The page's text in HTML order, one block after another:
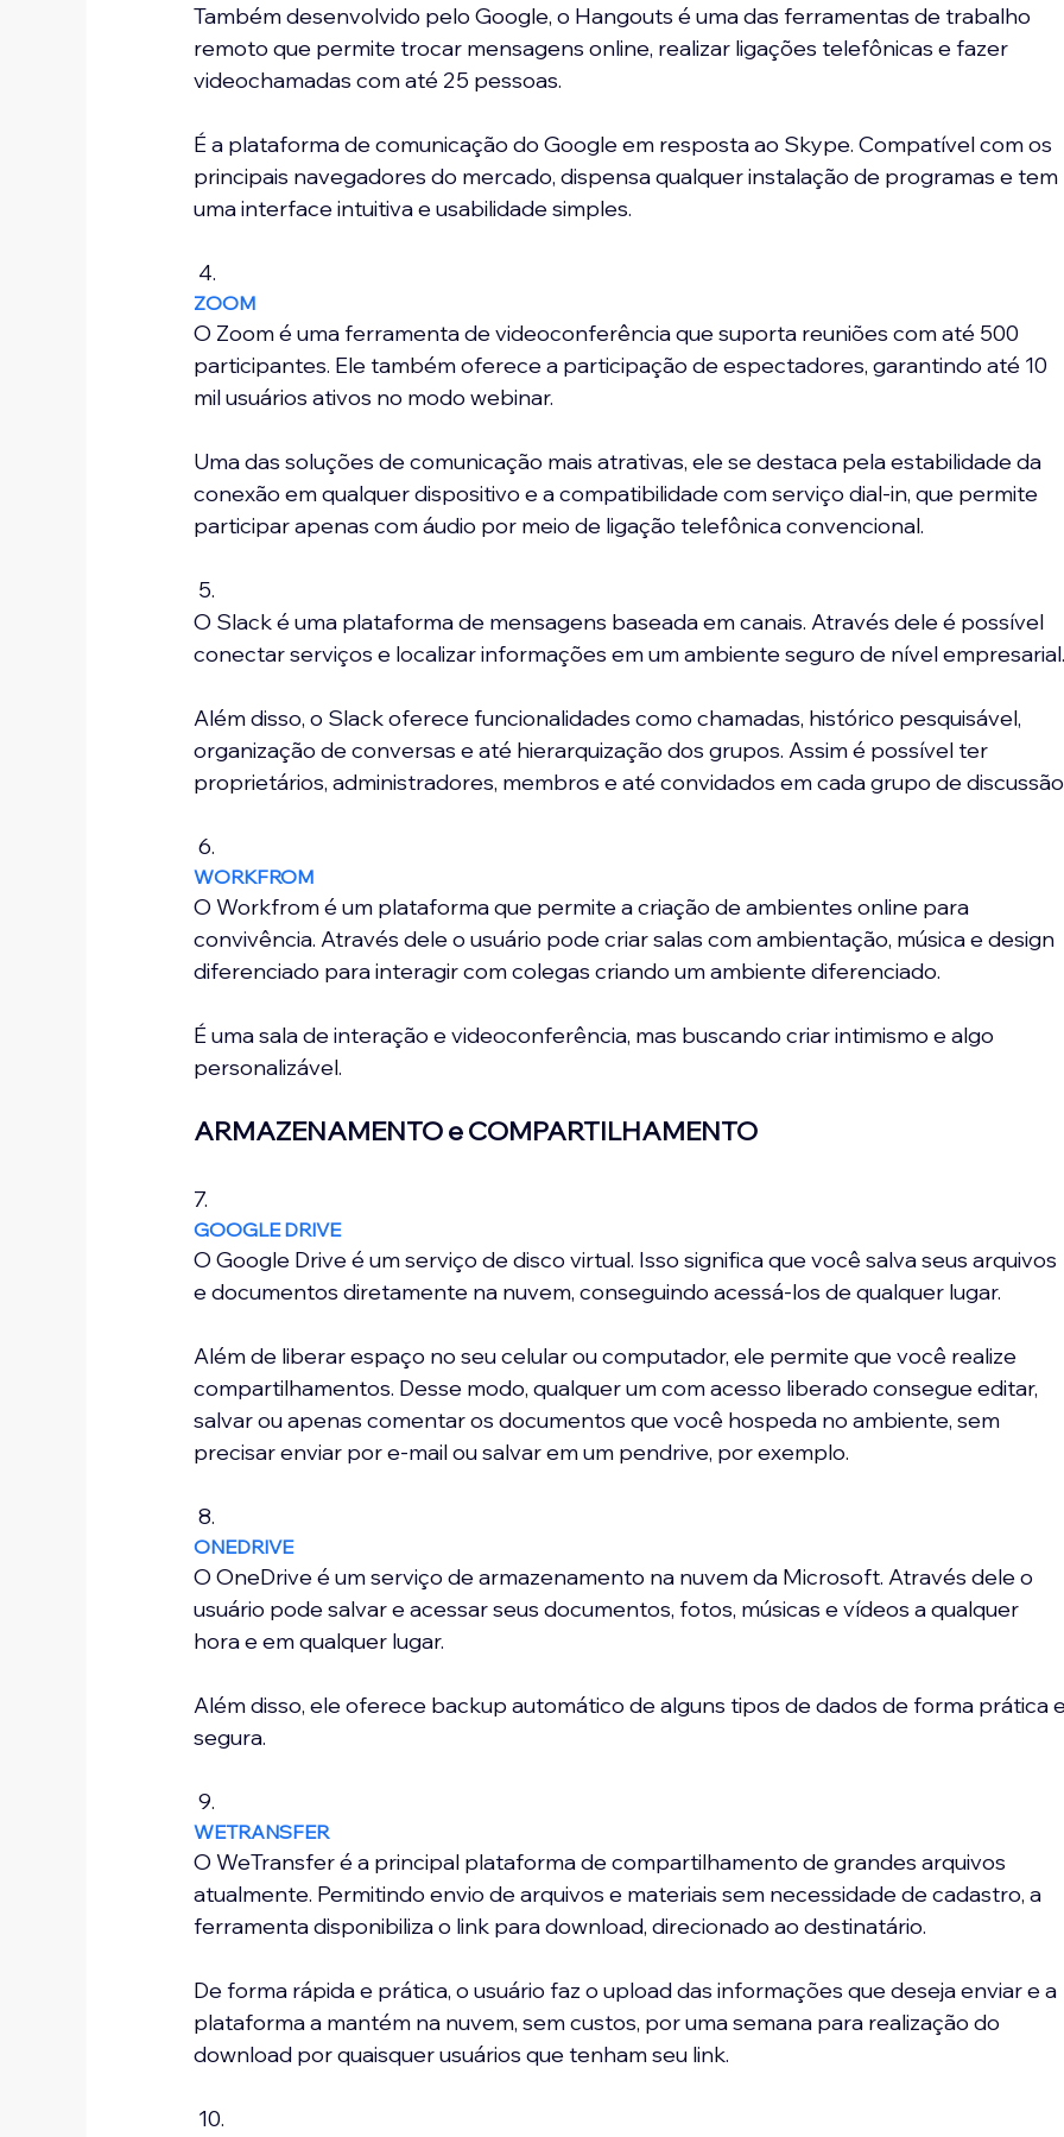
Também desenvolvido pelo Google, o Hangouts é uma das ferramentas de trabalho
remoto que permite trocar mensagens online, realizar ligações telefônicas e fazer
videochamadas com até 25 pessoas.
É a plataforma de comunicação do Google em resposta ao Skype. Compatível com os
principais navegadores do mercado, dispensa qualquer instalação de programas e tem
uma interface intuitiva e usabilidade simples.
4.
ZOOM
O Zoom é uma ferramenta de videoconferência que suporta reuniões com até 500
participantes. Ele também oferece a participação de espectadores, garantindo até 10
mil usuários ativos no modo webinar.
Uma das soluções de comunicação mais atrativas, ele se destaca pela estabilidade da
conexão em qualquer dispositivo e a compatibilidade com serviço dial-in, que permite
participar apenas com áudio por meio de ligação telefônica convencional.
5.
O Slack é uma plataforma de mensagens baseada em canais. Através dele é possível
conectar serviços e localizar informações em um ambiente seguro de nível
Além disso, o Slack oferece funcionalidades como chamadas, histórico pesquisável,
organização de conversas e até hierarquização dos grupos. Assim é possível ter
proprietários, administradores, membros e até convidados em cada grupo de
6.
WORKFROM
O Workfrom é um plataforma que permite a criação de ambientes online para
convivência. Através dele o usuário pode criar salas com ambientação, música e design
diferenciado para interagir com colegas criando um ambiente diferenciado.
É uma sala de interação e videoconferência, mas buscando criar intimismo e algo
personalizável.
ARMAZENAMENTO e COMPARTILHAMENTO
7.
GOOGLE DRIVE
O Google Drive é um serviço de disco virtual. Isso significa que você salva seus arquivos
e documentos diretamente na nuvem, conseguindo acessá-los de qualquer lugar.
Além de liberar espaço no seu celular ou computador, ele permite que você realize
compartilhamentos. Desse modo, qualquer um com acesso liberado consegue editar,
salvar ou apenas comentar os documentos que você hospeda no ambiente, sem
precisar enviar por e-mail ou salvar em um pendrive, por exemplo.
8.
ONEDRIVE
O OneDrive é um serviço de armazenamento na nuvem da Microsoft. Através dele o
usuário pode salvar e acessar seus documentos, fotos, músicas e vídeos a qualquer
hora e em qualquer lugar.
Além disso, ele oferece backup automático de alguns tipos de dados de forma prática
segura.
9.
WETRANSFER
O WeTransfer é a principal plataforma de compartilhamento de grandes arquivos
atualmente. Permitindo envio de arquivos e materiais sem necessidade de cadastro, a
ferramenta disponibiliza o link para download, direcionado ao destinatário.
De forma rápida e prática, o usuário faz o upload das informações que deseja enviar e a
plataforma a mantém na nuvem, sem custos, por uma semana para realização do
download por quaisquer usuários que tenham seu link.
10.